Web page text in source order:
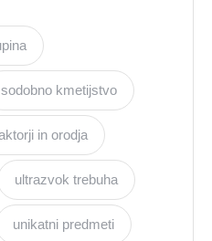
sodobno kmetijstvo
in orodja
ultrazvok trebuha
unikatni predmeti